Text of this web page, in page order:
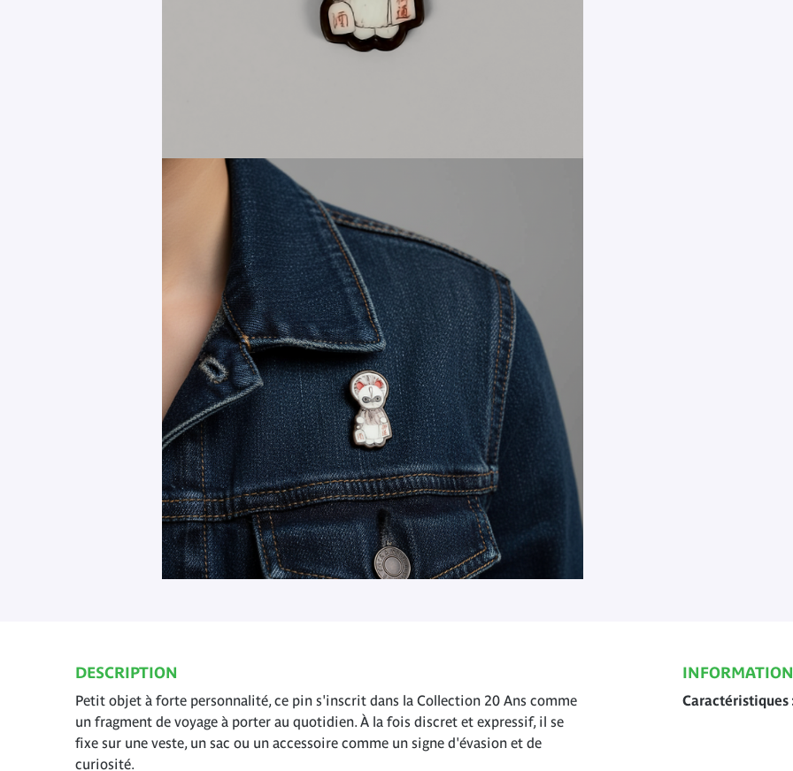
DESCRIPTION
Petit objet à forte personnalité, ce pin s'inscrit dans la Collection 20 Ans comme
un fragment de voyage à porter au quotidien. À la fois discret et expressif, il se
fixe sur une veste, un sac ou un accessoire comme un signe d'évasion et de
curiosité.
Caractéristiques